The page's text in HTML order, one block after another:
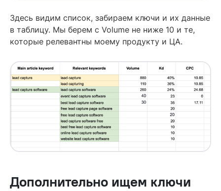
Здесь видим список, забираем ключи и их данные
в таблицу. Мы берем с Volume не ниже 10 и те,
которые релевантны моему продукту и ЦА.
Дополнительно ищем ключи